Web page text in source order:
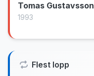
Tomas Gustavsson
1993
Flest lopp